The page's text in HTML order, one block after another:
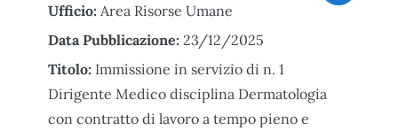
Ufficio: Area Risorse Umane
Data Pubblicazione: 23/12/2025
Titolo: Immissione in servizio di n. 1
Dirigente Medico disciplina Dermatologia
con contratto di lavoro a tempo pieno e